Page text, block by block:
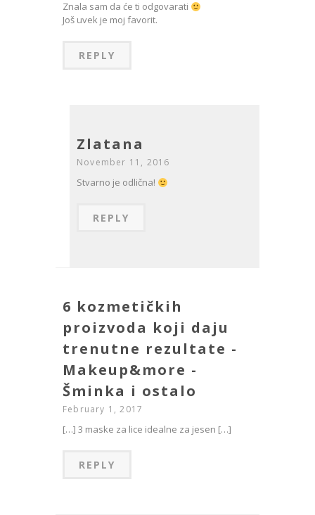
Znala sam da će ti odgovarati
Još uvek je moj favorit.
REPLY
Zlatana
November 11, 2016
Stvarno je odlična!
REPLY
6 kozmetičkih
proizvoda koji daju
trenutne rezultate -
Makeup&more -
Šminka i ostalo
February 1, 2017
[…] 3 maske za lice idealne za jesen […]
REPLY